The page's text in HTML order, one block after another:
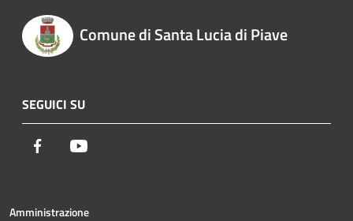
Comune di Santa Lucia di Piave
SEGUICI SU
Facebook
Amministrazione